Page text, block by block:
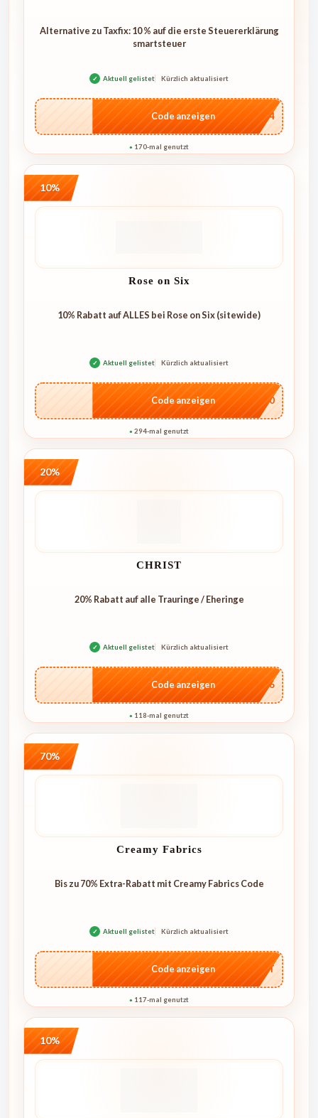
Alternative zu Taxfix: 10 % auf die erste Steuererklärung
smartsteuer
✓ Aktuell gelistet Kürzlich aktualisiert
…1744
Code anzeigen
● 170-mal genutzt
10%
Rose on Six
10% Rabatt auf ALLES bei Rose on Six (sitewide)
✓ Aktuell gelistet Kürzlich aktualisiert
…4U10
Code anzeigen
● 294-mal genutzt
20%
CHRIST
20% Rabatt auf alle Trauringe / Eheringe
✓ Aktuell gelistet Kürzlich aktualisiert
…IT26
Code anzeigen
● 118-mal genutzt
70%
Creamy Fabrics
Bis zu 70% Extra-Rabatt mit Creamy Fabrics Code
✓ Aktuell gelistet Kürzlich aktualisiert
…CRET
Code anzeigen
● 117-mal genutzt
10%